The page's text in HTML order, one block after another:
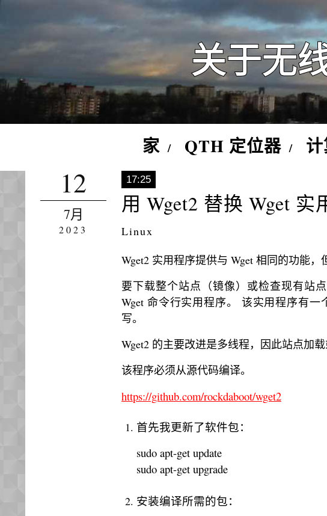
关于无
家 QTH 定位器
12
7月
2023
17:25
用 Wget2 替换 Wget 实
Linux
Wget2 实用程序提供与 Wget 相同的功能
要下载整个站点（镜像）或检查现有站
Wget 命令行实用程序。 该实用程序有
写。
Wget2 的主要改进是多线程，因此站点加
该程序必须从源代码编译。
https://github.com/rockdaboot/wget2
首先我更新了软件包：
sudo apt-get update
sudo apt-get upgrade
安装编译所需的包：